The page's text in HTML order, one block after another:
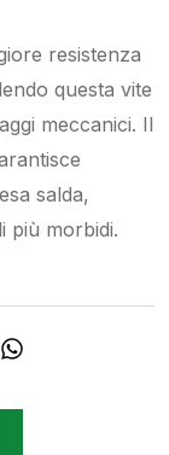
resistenza
questa vite
meccanici. Il
salda,
più morbidi.